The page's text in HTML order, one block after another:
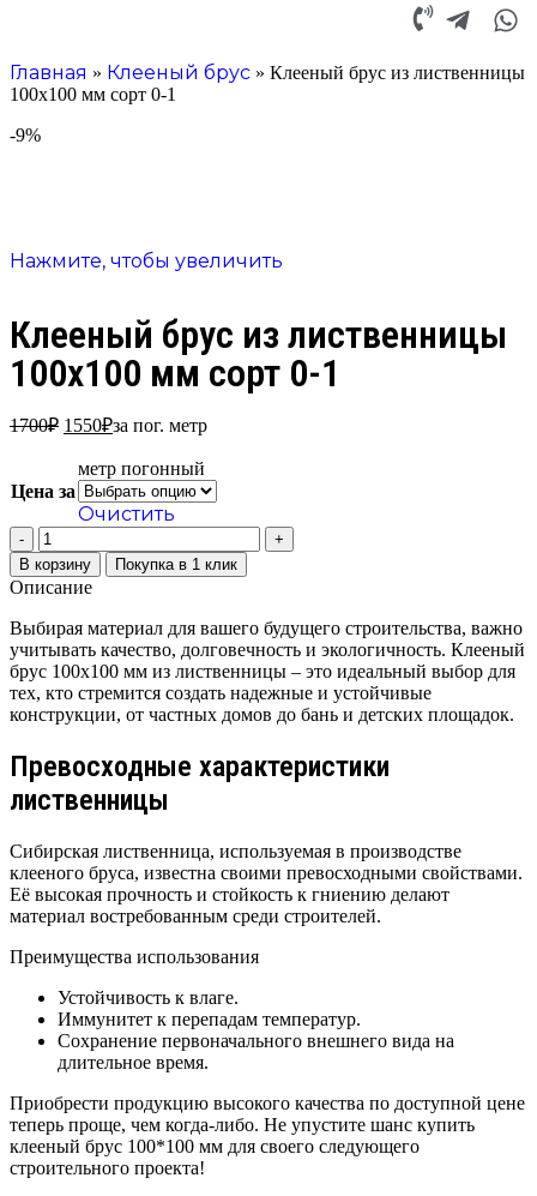
Главная » Клееный брус » Клееный брус из лиственницы
100х100 мм сорт 0-1
-9%
Нажмите, чтобы увеличить
Клееный брус из лиственницы
100х100 мм сорт 0-1
1700₽ 1550₽за пог. метр
Цена за
метр погонный
Очистить
В корзину Покупка в 1 клик
Описание
Выбирая материал для вашего будущего строительства, важно
учитывать качество, долговечность и экологичность. Клееный
брус 100х100 мм из лиственницы – это идеальный выбор для
тех, кто стремится создать надежные и устойчивые
конструкции, от частных домов до бань и детских площадок.
Превосходные характеристики
лиственницы
Сибирская лиственница, используемая в производстве
клееного бруса, известна своими превосходными свойствами.
Её высокая прочность и стойкость к гниению делают
материал востребованным среди строителей.
Преимущества использования
Устойчивость к влаге.
Иммунитет к перепадам температур.
Сохранение первоначального внешнего вида на
длительное время.
Приобрести продукцию высокого качества по доступной цене
теперь проще, чем когда-либо. Не упустите шанс купить
клееный брус 100*100 мм для своего следующего
строительного проекта!